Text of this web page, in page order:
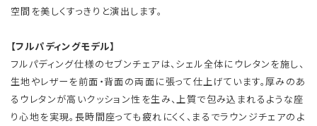
空間を美しくすっきりと演出します。
【フルパディングモデル】
フルパディング仕様のセブンチェアは、シェル全体にウレタンを施し、
生地やレザーを前面・背面の両面に張って仕上げています。厚みのあ
るウレタンが高いクッション性を生み、上質で包み込まれるような座
り心地を実現。長時間座っても疲れにくく、まるでラウンジチェアのよ